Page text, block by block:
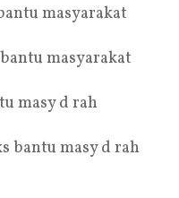
masyarakat
masyarakat
masy d rah
bantu masy d rah